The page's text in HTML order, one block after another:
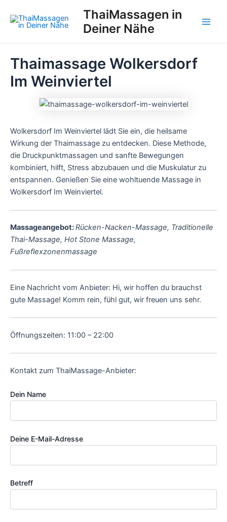
Inhalt
springen
ThaiMassagen in
Deiner Nähe
Thaimassage Wolkersdorf
Im Weinviertel
Wolkersdorf Im Weinviertel lädt Sie ein, die heilsame
Wirkung der Thaimassage zu entdecken. Diese Methode,
die Druckpunktmassagen und sanfte Bewegungen
kombiniert, hilft, Stress abzubauen und die Muskulatur zu
entspannen. Genießen Sie eine wohltuende Massage in
Wolkersdorf Im Weinviertel.
Massageangebot:Rücken-Nacken-Massage, Traditionelle
Thai-Massage, Hot Stone Massage,
Fußreflexzonenmassage
Eine Nachricht vom Anbieter: Hi, wir hoffen du brauchst
gute Massage! Komm rein, fühl gut, wir freuen uns sehr.
Öffnungszeiten: 11:00 – 22:00
Kontakt zum ThaiMassage-Anbieter:
Dein Name
Deine E-Mail-Adresse
Betreff